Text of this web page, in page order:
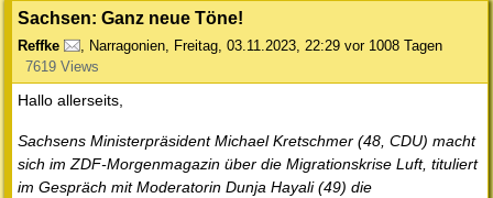
Sachsen: Ganz neue Töne!
Reffke , Narragonien, Freitag, 03.11.2023, 22:29 vor 1008 Tagen
7619 Views
Hallo allerseits,
Sachsens Ministerpräsident Michael Kretschmer (48, CDU) macht
sich im ZDF-Morgenmagazin über die Migrationskrise Luft, tituliert
im Gespräch mit Moderatorin Dunja Hayali (49) die